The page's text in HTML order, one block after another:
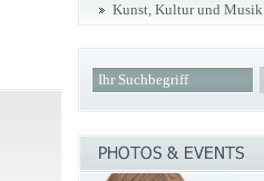
Kunst, Kultur und Musik